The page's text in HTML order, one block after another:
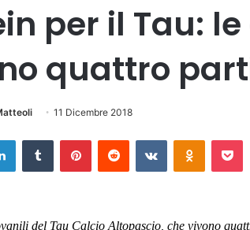
per il Tau:
quattro
11 Dicembre 2018
del Tau Calcio Altopascio, che vivono